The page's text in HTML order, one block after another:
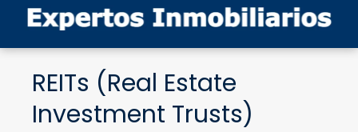
REITs (Real Estate
Investment Trusts)